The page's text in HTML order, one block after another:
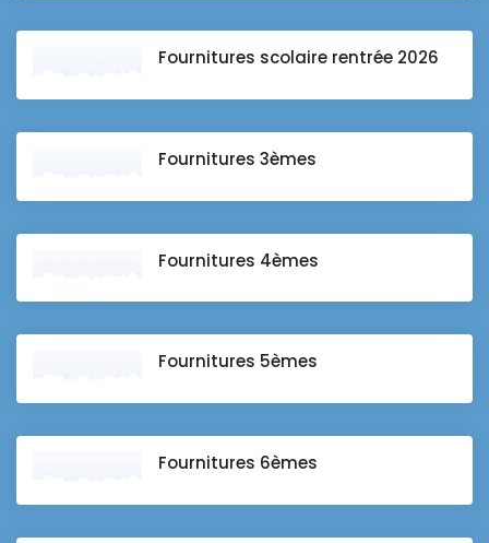
Fournitures scolaire rentrée 2026
Fournitures 3èmes
Fournitures 4èmes
Fournitures 5èmes
Fournitures 6èmes